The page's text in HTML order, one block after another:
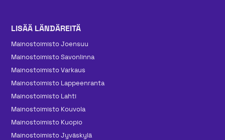
LISÄÄ LÄNDÄREITÄ
Mainos­toimisto Joensuu
Mainos­toimisto Savonlinna
Mainos­toimisto Varkaus
Mainos­toimisto Lappeenranta
Mainos­toimisto Lahti
Mainos­toimisto Kouvola
Mainos­toimisto Kuopio
Mainos­toimisto Jyväskylä